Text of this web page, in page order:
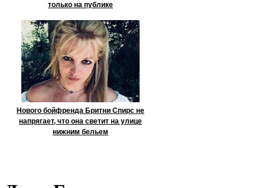
только на публике
Нового бойфренда Бритни Спирс не
напрягает, что она светит на улице
нижним бельем